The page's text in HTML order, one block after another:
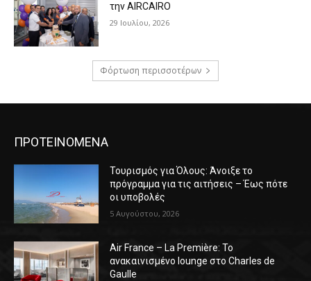
την AIRCAIRO
29 Ιουλίου, 2026
Φόρτωση περισσοτέρων
ΠΡΟΤΕΙΝΟΜΕΝΑ
Τουρισμός για Όλους: Άνοιξε το
πρόγραμμα για τις αιτήσεις – Έως πότε
οι υποβολές
5 Αυγούστου, 2026
Air France – La Première: Το
ανακαινισμένο lounge στο Charles de
Gaulle